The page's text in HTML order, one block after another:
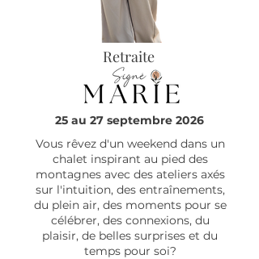
Retraite
25 au 27 septembre 2026
Vous rêvez d'un weekend dans un
chalet inspirant au pied des
montagnes avec des ateliers axés
sur l'intuition, des entraînements,
du plein air, des moments pour se
célébrer, des connexions, du
plaisir, de belles surprises et du
temps pour soi?